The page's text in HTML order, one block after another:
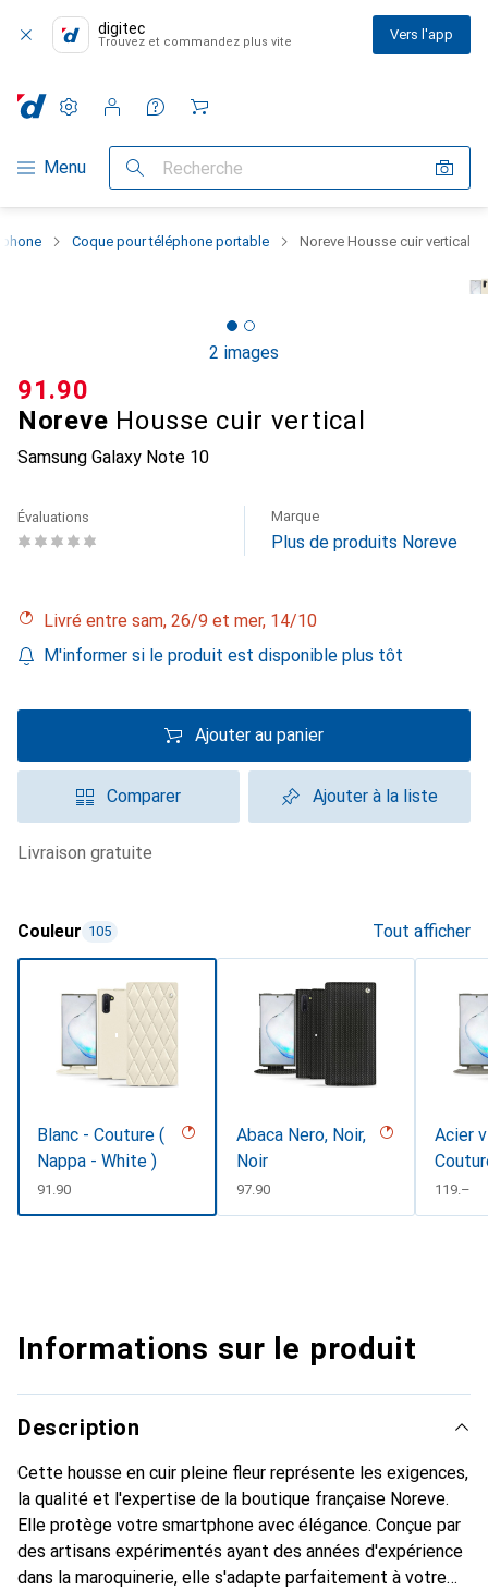
digitec
Trouvez et commandez plus vite Vers l'app
Navigation par catégorie
Menu Recherche
Paramètres
Compte client
Listes de comparaison
Listes d'envies
Panier
Coque pour téléphone portable Noreve Housse cuir vertical
2 images
Noreve Housse cuir vertical
Samsung Galaxy Note 10
CHF
91.90
Évaluations Marque
Plus de produits Noreve
Livré entre sam, 26/9 et mer, 14/10
M'informer si le produit est disponible plus tôt
Ajouter au panier
Comparer Ajouter à la liste
livraison gratuite
Couleur 105 Tout afficher
Blanc - Couture (
Nappa - White )
CHF
91.90
Abaca Nero, Noir,
Noir
CHF
97.90
Acier
CHF
119.–
Informations sur le produit
Description
Cette housse en cuir pleine fleur représente les exigences,
la qualité et l'expertise de la boutique française Noreve.
Elle protège votre smartphone avec élégance. Conçue par
des artisans expérimentés ayant des années d'expérience
dans la maroquinerie, elle s'adapte parfaitement à votre